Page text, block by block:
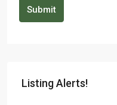
Submit
Listing Alerts!